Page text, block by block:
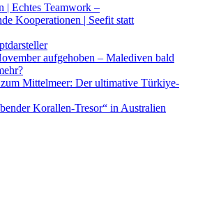
| Echtes Teamwork –
Kooperationen | Seefit statt
aufgehoben – Malediven bald
Mittelmeer: Der ultimative Türkiye-
Korallen-Tresor“ in Australien